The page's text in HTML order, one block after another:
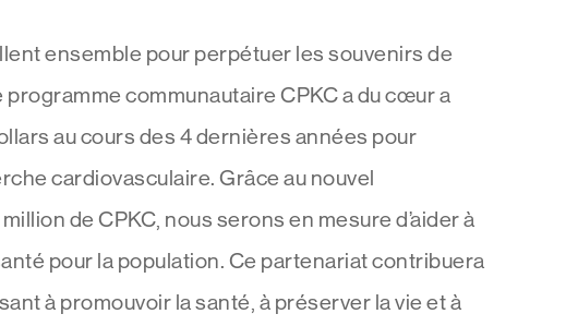
ensemble pour perpétuer les souvenirs de
communautaire CPKC a du cœur a
au cours des 4 dernières années pour
cardiovasculaire. Grâce au nouvel
de CPKC, nous serons en mesure d’aider à
pour la population. Ce partenariat contribuera
à promouvoir la santé, à préserver la vie et à